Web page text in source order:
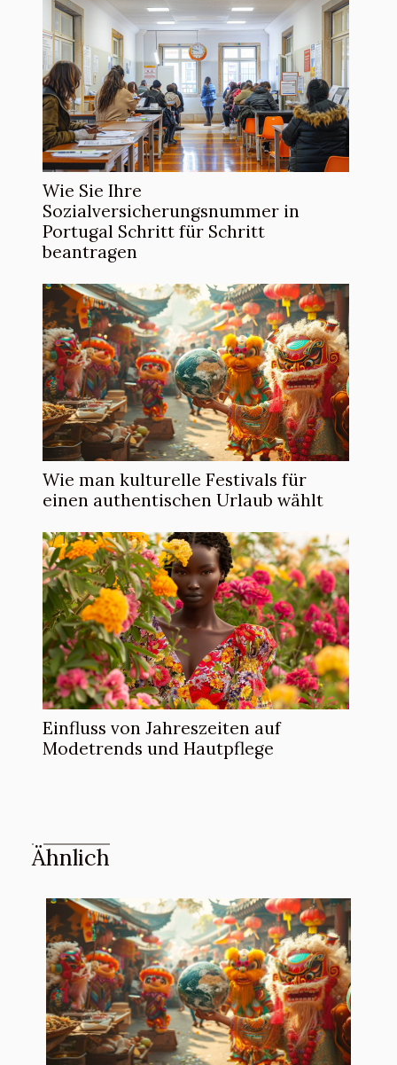
Wie Sie Ihre
Sozialversicherungsnummer in
Portugal Schritt für Schritt
beantragen
Wie man kulturelle Festivals für
einen authentischen Urlaub wählt
Einfluss von Jahreszeiten auf
Modetrends und Hautpflege
Ähnlich